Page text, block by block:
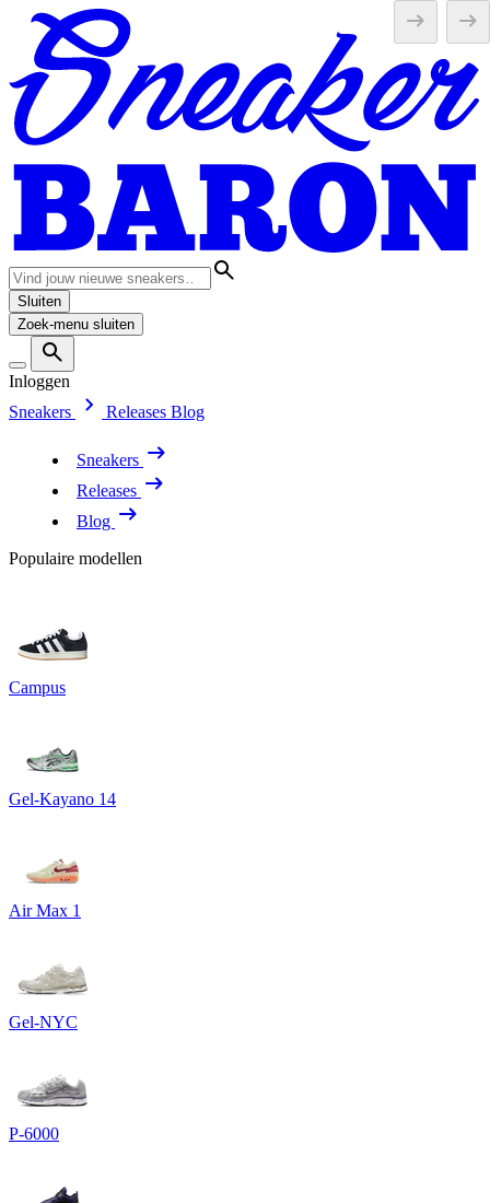
Sluiten
Zoek-menu sluiten
Inloggen
Sneakers
Releases Blog
Sneakers
Releases
Blog
Populaire modellen
Campus
Gel-Kayano 14
Air Max 1
Gel-NYC
P-6000